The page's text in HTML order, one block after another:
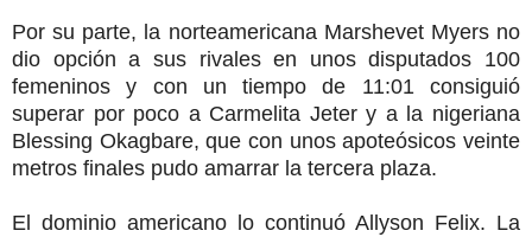
Por su parte, la norteamericana Marshevet Myers no
dio opción a sus rivales en unos disputados 100
femeninos y con un tiempo de 11:01 consiguió
superar por poco a Carmelita Jeter y a la nigeriana
Blessing Okagbare, que con unos apoteósicos veinte
metros finales pudo amarrar la tercera plaza.
El dominio americano lo continuó Allyson Felix. La